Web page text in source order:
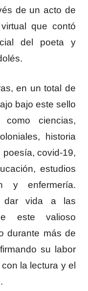
de un acto de
que contó
del poeta y
en un total de
bajo este sello
ciencias,
historia
covid-19,
estudios
y enfermería.
dar vida a las
este valioso
durante más de
su labor
la lectura y el